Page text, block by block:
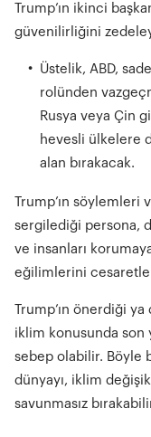
Trump’ın ikinci
güvenilirliğini
Üstelik, ABD,
rolünden
Rusya veya Çin
hevesli ülkelere
alan bırakacak.
Trump’ın söylemleri
sergilediği persona,
ve insanları
eğilimlerini
Trump’ın önerdiği
iklim konusunda son
sebep olabilir. Böyle
dünyayı, iklim
savunmasız